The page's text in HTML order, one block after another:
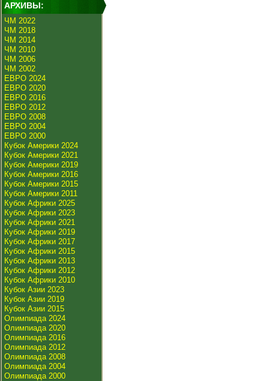
АРХИВЫ:
ЧМ 2022
ЧМ 2018
ЧМ 2014
ЧМ 2010
ЧМ 2006
ЧМ 2002
ЕВРО 2024
ЕВРО 2020
ЕВРО 2016
ЕВРО 2012
ЕВРО 2008
ЕВРО 2004
ЕВРО 2000
Кубок Америки 2024
Кубок Америки 2021
Кубок Америки 2019
Кубок Америки 2016
Кубок Америки 2015
Кубок Америки 2011
Кубок Африки 2025
Кубок Африки 2023
Кубок Африки 2021
Кубок Африки 2019
Кубок Африки 2017
Кубок Африки 2015
Кубок Африки 2013
Кубок Африки 2012
Кубок Африки 2010
Кубок Азии 2023
Кубок Азии 2019
Кубок Азии 2015
Олимпиада 2024
Олимпиада 2020
Олимпиада 2016
Олимпиада 2012
Олимпиада 2008
Олимпиада 2004
Олимпиада 2000